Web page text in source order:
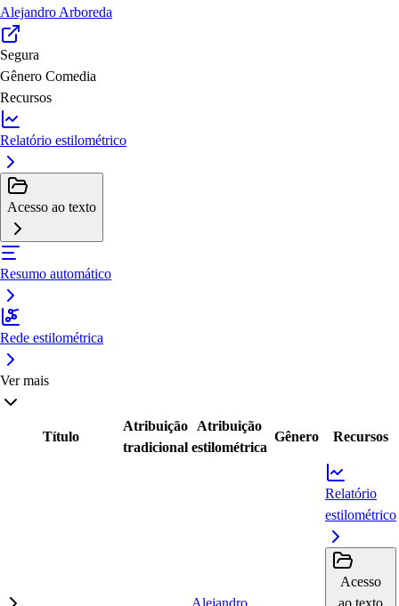
Alejandro Arboreda
Segura
Gênero Comedia
Recursos
Relatório estilométrico
Acesso ao texto
Resumo automático
Rede estilométrica
Ver mais
Título
Atribuição
tradicional
Atribuição
estilométrica
Gênero Recursos
Relatório
estilométrico
Acesso